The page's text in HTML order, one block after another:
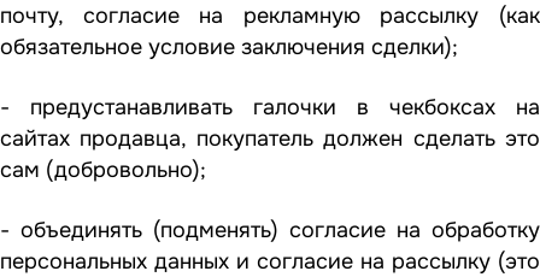
почту, согласие на рекламную рассылку (как
обязательное условие заключения сделки);
- предустанавливать галочки в чекбоксах на
сайтах продавца, покупатель должен сделать это
сам (добровольно);
- объединять (подменять) согласие на обработку
персональных данных и согласие на рассылку (это